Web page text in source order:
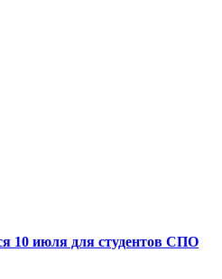
10 июля для студентов СПО